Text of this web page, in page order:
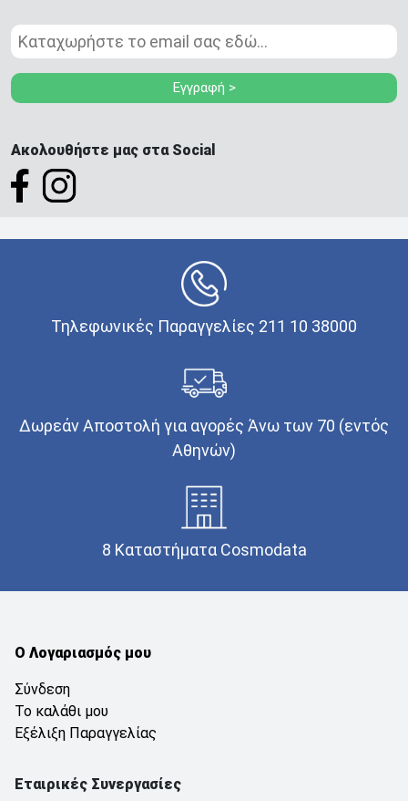
Εγγραφή >
Ακολουθήστε μας στα Social
Τηλεφωνικές Παραγγελίες 211 10 38000
Δωρεάν Αποστολή για αγορές Άνω των 70 (εντός
Αθηνών)
8 Καταστήματα Cosmodata
Ο Λογαριασμός μου
Σύνδεση
Το καλάθι μου
Εξέλιξη Παραγγελίας
Εταιρικές Συνεργασίες